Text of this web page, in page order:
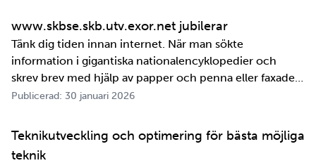
www.skbse.skb.utv.exor.net jubilerar
Tänk dig tiden innan internet. När man sökte
information i gigantiska nationalencyklopedier och
skrev brev med hjälp av papper och penna eller faxade
om ett meddelande skulle fram snabbt. Det är inte
perspektiv i alla fall. För oss på SKB är det …
Publicerad: 30 januari 2026
Teknikutveckling och optimering för bästa möjliga
teknik